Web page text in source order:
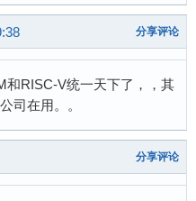
分享评论
和RISC-V统一天下了，，其
司在用。。
分享评论